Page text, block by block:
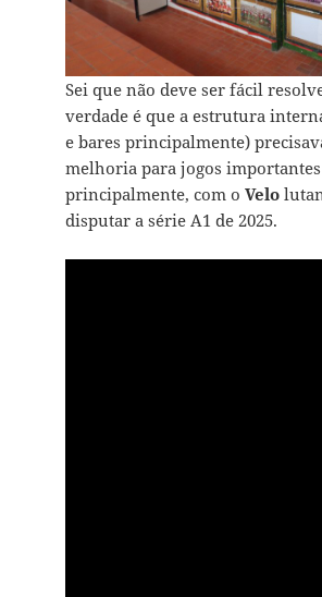
Sei que não deve ser fácil
verdade é que a estrutura
e bares principalmente)
melhoria para jogos importantes
principalmente, com o Velo
disputar a série A1 de 2025.